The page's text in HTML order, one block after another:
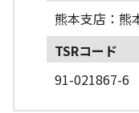
熊本支店：熊
TSRコード
91-021867-6